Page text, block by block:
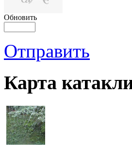
Обновить
Отправить
Карта